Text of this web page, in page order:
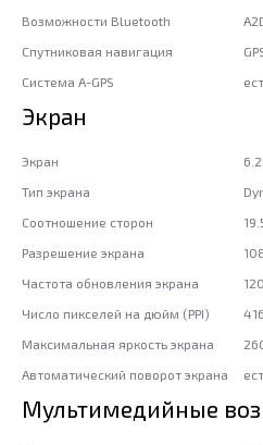
Возможности Bluetooth
Спутниковая навигация
Система A-GPS
Экран
Экран
Тип экрана
Соотношение сторон
Разрешение экрана
Частота обновления экрана
Число пикселей на дюйм (PPI)
416
Максимальная яркость экрана
Автоматический поворот экрана
Мультимедийные